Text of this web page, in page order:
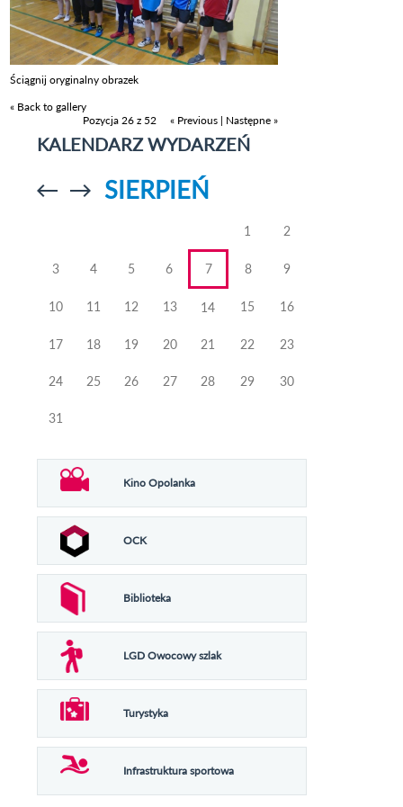
Ściągnij oryginalny obrazek
« Back to gallery
Pozycja 26 z 52
« Previous | Następne »
KALENDARZ WYDARZEŃ
Przejdź doPrzejdź do
SIERPIEŃ
1 2
3 4 5 6 7 8 9
10 11 12 13 14 15 16
17 18 19 20 21 22 23
24 25 26 27 28 29 30
31
Kino Opolanka
OCK
Biblioteka
LGD Owocowy szlak
Turystyka
Infrastruktura sportowa